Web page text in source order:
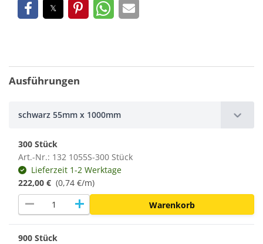
Ausführungen
schwarz 55mm x 1000mm
300 Stück
Art.-Nr.: 132 1055S-300 Stück
Lieferzeit 1-2 Werktage
222,00 € (0,74 €/m)
remove add Warenkorb
900 Stück